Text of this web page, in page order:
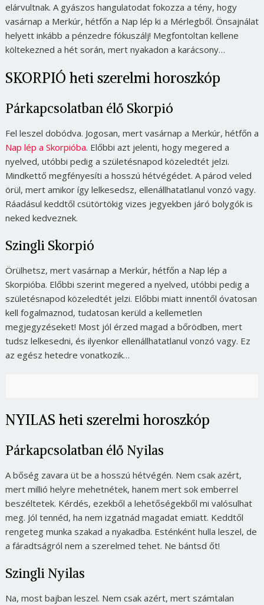
elárvultnak. A gyászos hangulatodat fokozza a tény, hogy
vasárnap a Merkúr, hétfőn a Nap lép ki a Mérlegből. Önsajnálat
helyett inkább a pénzedre fókuszálj! Megfontoltan kellene
költekezned a hét során, mert nyakadon a karácsony…
SKORPIÓ heti szerelmi horoszkóp
Párkapcsolatban élő Skorpió
Fel leszel dobódva. Jogosan, mert vasárnap a Merkúr, hétfőn a
Nap lép a Skorpióba. Előbbi azt jelenti, hogy megered a
nyelved, utóbbi pedig a születésnapod közeledtét jelzi.
Mindkettő megfényesíti a hosszú hétvégédet. A párod veled
örül, mert amikor így lelkesedsz, ellenállhatatlanul vonzó vagy.
Ráadásul keddtől csütörtökig vizes jegyekben járó bolygók is
neked kedveznek.
Szingli Skorpió
Örülhetsz, mert vasárnap a Merkúr, hétfőn a Nap lép a
Skorpióba. Előbbi szerint megered a nyelved, utóbbi pedig a
születésnapod közeledtét jelzi. Előbbi miatt innentől óvatosan
kell fogalmaznod, tudatosan kerüld a kellemetlen
megjegyzéseket! Most jól érzed magad a bőrödben, mert
tudsz lelkesedni, és ilyenkor ellenállhatatlanul vonzó vagy. Ez
az egész hetedre vonatkozik…
NYILAS heti szerelmi horoszkóp
Párkapcsolatban élő Nyilas
A bőség zavara üt be a hosszú hétvégén. Nem csak azért,
mert millió helyre mehetnétek, hanem mert sok emberrel
beszéltetek. Kérdés, ezekből a lehetőségekből mi valósulhat
meg. Jól tennéd, ha nem izgatnád magadat emiatt. Keddtől
rengeteg munka szakad a nyakadba. Esténként hulla leszel, de
a fáradtságról nem a szerelmed tehet. Ne bántsd őt!
Szingli Nyilas
Na, most bajban leszel. Nem csak azért, mert számtalan